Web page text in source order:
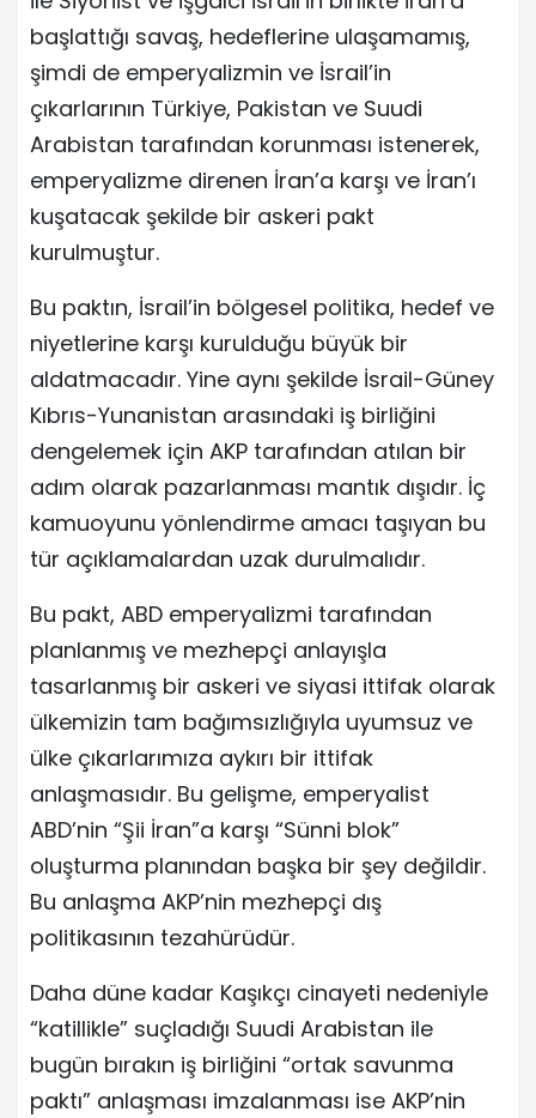
başlattığı savaş, hedeflerine ulaşamamış,
şimdi de emperyalizmin ve İsrail’in
çıkarlarının Türkiye, Pakistan ve Suudi
Arabistan tarafından korunması istenerek,
emperyalizme direnen İran’a karşı ve İran’ı
kuşatacak şekilde bir askeri pakt
kurulmuştur.
Bu paktın, İsrail’in bölgesel politika, hedef ve
niyetlerine karşı kurulduğu büyük bir
aldatmacadır. Yine aynı şekilde İsrail-Güney
Kıbrıs-Yunanistan arasındaki iş birliğini
dengelemek için AKP tarafından atılan bir
adım olarak pazarlanması mantık dışıdır. İç
kamuoyunu yönlendirme amacı taşıyan bu
tür açıklamalardan uzak durulmalıdır.
Bu pakt, ABD emperyalizmi tarafından
planlanmış ve mezhepçi anlayışla
tasarlanmış bir askeri ve siyasi ittifak olarak
ülkemizin tam bağımsızlığıyla uyumsuz ve
ülke çıkarlarımıza aykırı bir ittifak
anlaşmasıdır. Bu gelişme, emperyalist
ABD’nin “Şii İran”a karşı “Sünni blok”
oluşturma planından başka bir şey değildir.
Bu anlaşma AKP’nin mezhepçi dış
politikasının tezahürüdür.
Daha düne kadar Kaşıkçı cinayeti nedeniyle
“katillikle” suçladığı Suudi Arabistan ile
bugün bırakın iş birliğini “ortak savunma
paktı” anlaşması imzalanması ise AKP’nin